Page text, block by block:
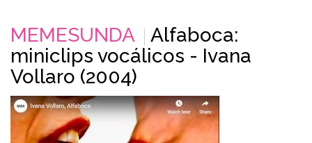
MEMESUNDA
Alfaboca:
miniclips vocálicos - Ivana
Vollaro (2004)